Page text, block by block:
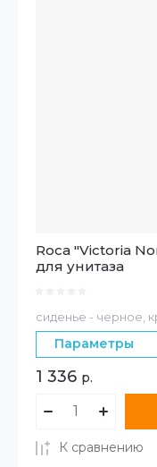
Roca "Victoria
для унитаза
сиденье - черное,
Параметры
1 336 р.
К сравнению